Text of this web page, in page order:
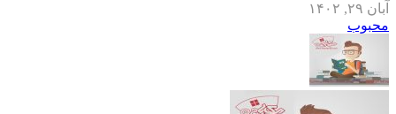
آبان ۲۹, ۱۴۰۲
محبوب